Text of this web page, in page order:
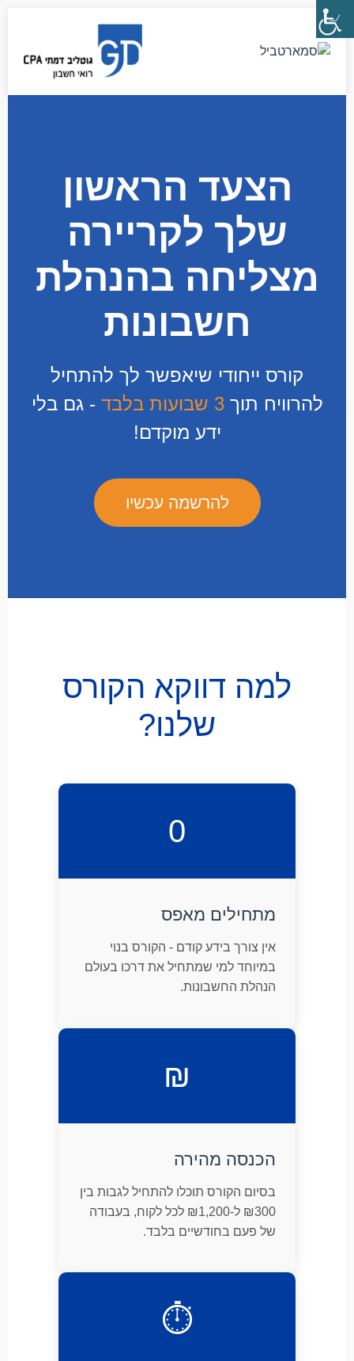
הצעד הראשון
שלך לקריירה
מצליחה בהנהלת
חשבונות
קורס ייחודי שיאפשר לך להתחיל
להרוויח תוך3 שבועות בלבד
- גם בלי
ידע מוקדם!
להרשמה עכשיו
למה דווקא הקורס
שלנו?
0
מתחילים מאפס
אין צורך בידע קודם - הקורס בנוי
במיוחד למי שמתחיל את דרכו בעולם
הנהלת החשבונות.
₪
הכנסה מהירה
בסיום הקורס תוכלו להתחיל לגבות בין
₪300 ל-₪1,200 לכל לקוח, בעבודה
של פעם בחודשיים בלבד.
⏱